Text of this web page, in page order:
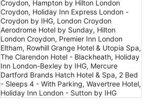
Croydon, Hampton by Hilton London
Croydon, Holiday Inn Express London -
Croydon by IHG, London Croydon
Aerodrome Hotel by Sunday, Hilton
London Croydon, Premier Inn London
Eltham, Rowhill Grange Hotel & Utopia Spa,
The Clarendon Hotel - Blackheath, Holiday
Inn London-Bexley by IHG, Mercure
Dartford Brands Hatch Hotel & Spa, 2 Bed
- Sleeps 4 - With Parking, Wavertree Hotel,
Holiday Inn London - Sutton by IHG